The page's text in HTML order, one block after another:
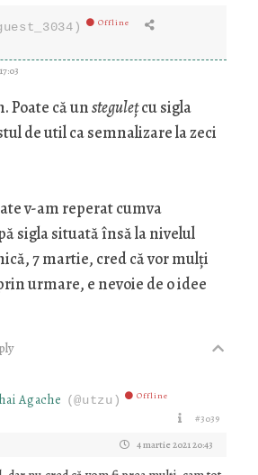
Offline
Poate că unstegulețcu sigla
de util ca semnalizare la zeci
v-am reperat cumva
sigla situată însă la nivelul
7 martie, cred că vor mulți
urmare, e nevoie de o idee
Agache (@utzu) Offline
#3039
4 martie 2021 20:43